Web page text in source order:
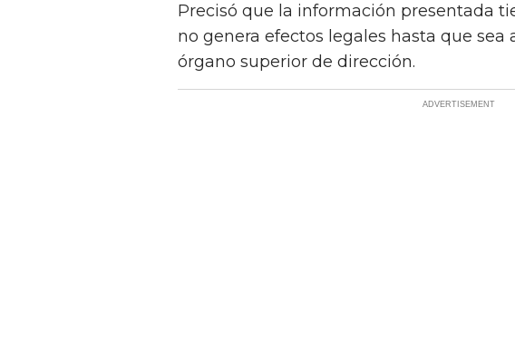
Precisó que la información presentada
no genera efectos legales hasta que sea
órgano superior de dirección.